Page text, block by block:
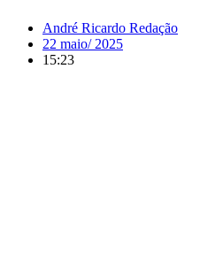
André Ricardo Redação
22 maio/ 2025
15:23